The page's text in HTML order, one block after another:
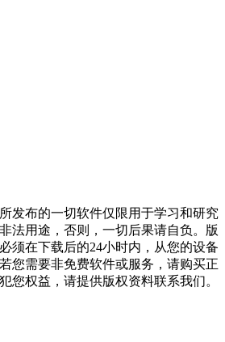
发布的一切软件仅限用于学习和研究
法用途，否则，一切后果请自负。版
须在下载后的24小时内，从您的设备
您需要非免费软件或服务，请购买正
您权益，请提供版权资料联系我们。